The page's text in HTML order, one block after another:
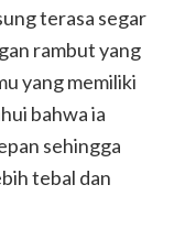
terasa segar
rambut yang
yang memiliki
bahwa ia
sehingga
tebal dan